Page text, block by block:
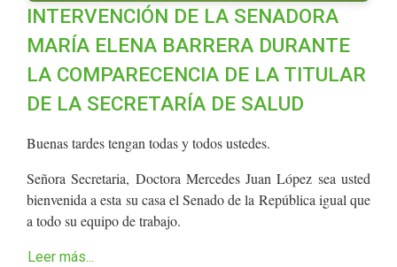
INTERVENCIÓN DE LA SENADORA
MARÍA ELENA BARRERA DURANTE
LA COMPARECENCIA DE LA TITULAR
DE LA SECRETARÍA DE SALUD
Buenas tardes tengan todas y todos ustedes.
Señora Secretaria, Doctora Mercedes Juan López sea usted
bienvenida a esta su casa el Senado de la República igual que
a todo su equipo de trabajo.
Leer más...